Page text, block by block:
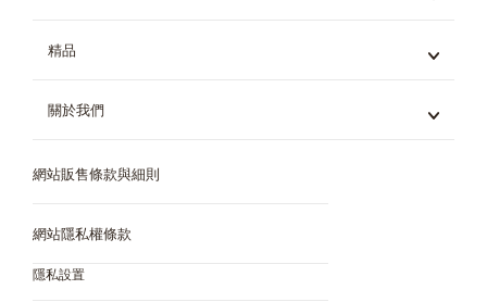
茶飲
冰飲
所有風味
Genio S
精品
所有精品
關於我們
咖啡世界
問與答
實體門市購買通路
網站販售條款與細則
網站隱私權條款
隱私設置